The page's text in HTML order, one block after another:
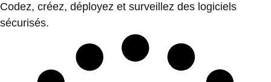
Codez, créez, déployez et surveillez des logiciels
sécurisés.